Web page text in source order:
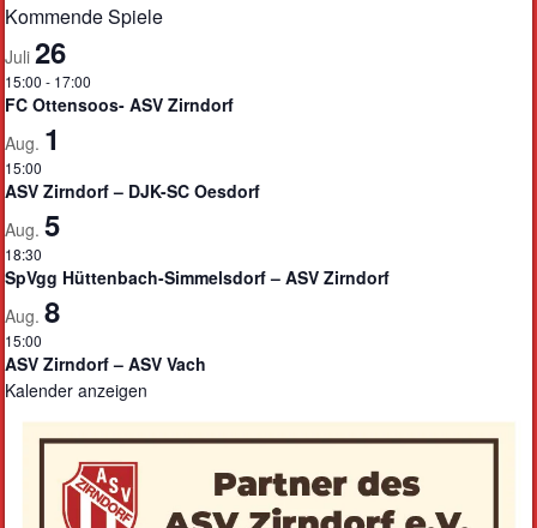
Kommende Spiele
Juli 26
15:00 - 17:00
FC Ottensoos- ASV Zirndorf
Aug. 1
15:00
ASV Zirndorf – DJK-SC Oesdorf
Aug.5
18:30
SpVgg Hüttenbach-Simmelsdorf – ASV Zirndorf
Aug.8
15:00
ASV Zirndorf – ASV Vach
Kalender anzeigen